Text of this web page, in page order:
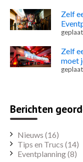
Zelf
Zelf
moet
Berichten
Nieuws (16)
Tips en Trucs (14)
Eventplanning(8)